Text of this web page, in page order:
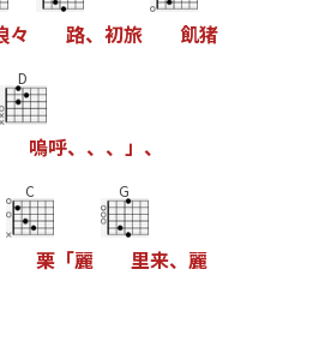
々 路、 初旅 飢猪
D
嗚呼、 、 、 」 、
C
栗「麗
G
里来、 麗